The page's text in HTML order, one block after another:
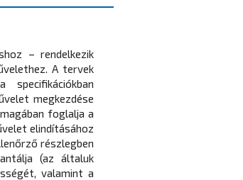
– rendelkezik
A tervek
megkezdése
foglalja a
elindításához
részlegben
(az általuk
valamint a